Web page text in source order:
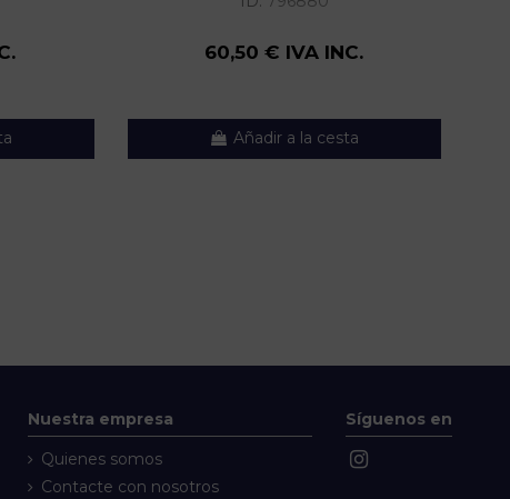
60,50 € IVA INC.
Añadir a la cesta
Nuestra empresa
Quienes somos
Contacte con nosotros
Síguenos en